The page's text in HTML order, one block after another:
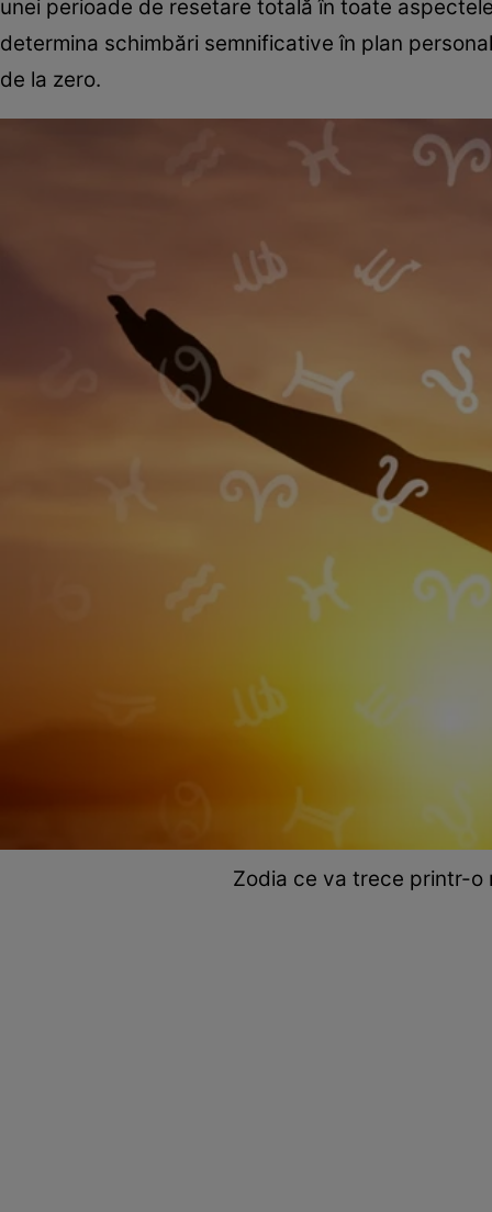
unei perioade de resetare totală în toate
determina schimbări semnificative în plan
de la zero.
Zodia ce va trece printr-o